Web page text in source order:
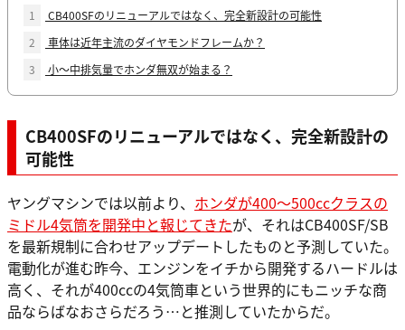
1
CB400SFのリニューアルではなく、完全新設計の可能性
2
車体は近年主流のダイヤモンドフレームか？
3
小〜中排気量でホンダ無双が始まる？
CB400SFのリニューアルではなく、完全新設計の
可能性
ヤングマシンでは以前より、 ホンダが400〜500ccクラスの
ミドル4気筒を開発中と報じてきたが、それはCB400SF/SB
を最新規制に合わせアップデートしたものと予測していた。
電動化が進む昨今、エンジンをイチから開発するハードルは
高く、それが400ccの4気筒車という世界的にもニッチな商
品ならばなおさらだろう…と推測していたからだ。